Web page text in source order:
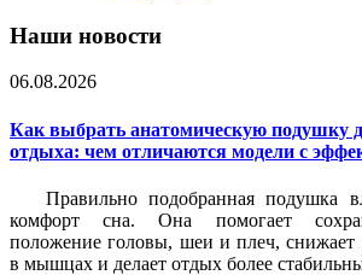
Наши новости
06.08.2026
Как выбрать анатомическую подушку
отдыха: чем отличаются модели с
Правильно подобранная подушка
комфорт сна. Она помогает
положение головы, шеи и плеч,
в мышцах и делает отдых более